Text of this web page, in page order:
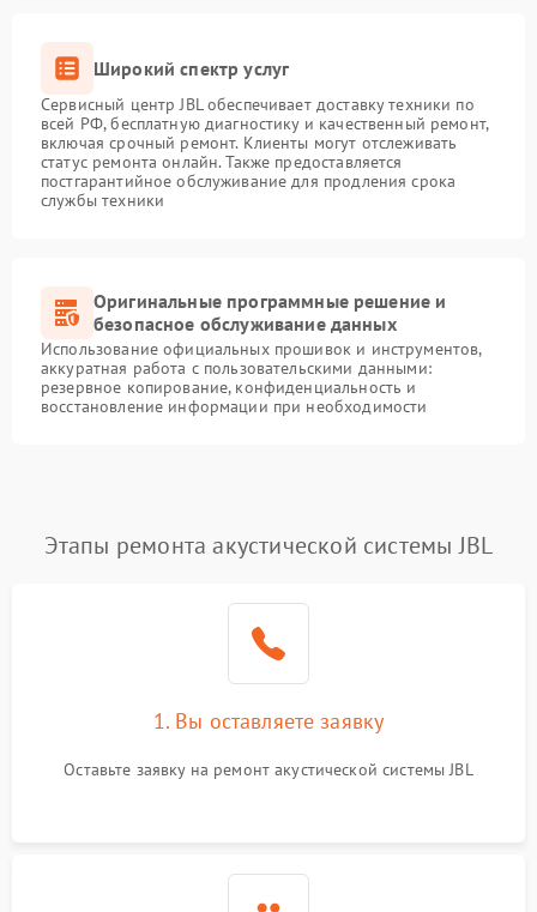
Широкий спектр услуг
Сервисный центр JBL обеспечивает доставку техники по
всей РФ, бесплатную диагностику и качественный ремонт,
включая срочный ремонт. Клиенты могут отслеживать
статус ремонта онлайн. Также предоставляется
постгарантийное обслуживание для продления срока
службы техники
Оригинальные программные решение и
безопасное обслуживание данных
Использование официальных прошивок и инструментов,
аккуратная работа с пользовательскими данными:
резервное копирование, конфиденциальность и
восстановление информации при необходимости
Этапы ремонта акустической системы JBL
1. Вы оставляете заявку
Оставьте заявку на ремонт акустической системы JBL